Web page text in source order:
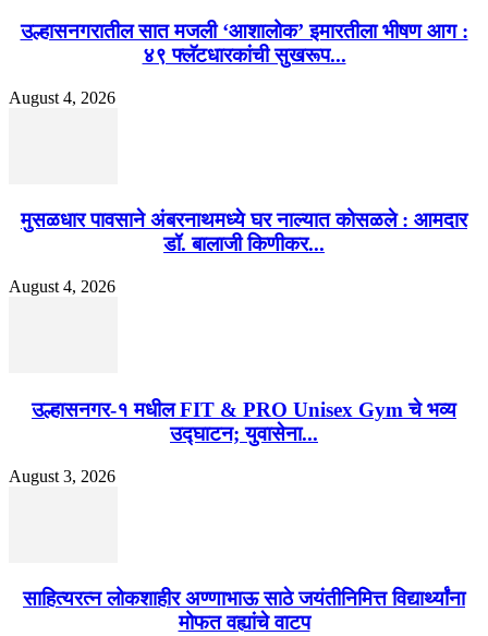
उल्हासनगरातील सात मजली ‘आशालोक’ इमारतीला भीषण आग :
४९ फ्लॅटधारकांची सुखरूप...
August 4, 2026
मुसळधार पावसाने अंबरनाथमध्ये घर नाल्यात कोसळले : आमदार
डॉ. बालाजी किणीकर...
August 4, 2026
उल्हासनगर-१ मधील FIT & PRO Unisex Gym चे भव्य
उद्घाटन; युवासेना...
August 3, 2026
साहित्यरत्न लोकशाहीर अण्णाभाऊ साठे जयंतीनिमित्त विद्यार्थ्यांना
मोफत वह्यांचे वाटप